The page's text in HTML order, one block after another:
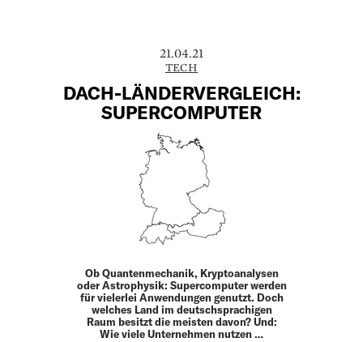
21.04.21
TECH
DACH-LÄNDERVERGLEICH:
SUPERCOMPUTER
Ob Quantenmechanik, Kryptoanalysen
oder Astrophysik: Supercomputer werden
für vielerlei Anwendungen genutzt. Doch
welches Land im deutschsprachigen
Raum besitzt die meisten davon? Und:
Wie viele Unternehmen nutzen …